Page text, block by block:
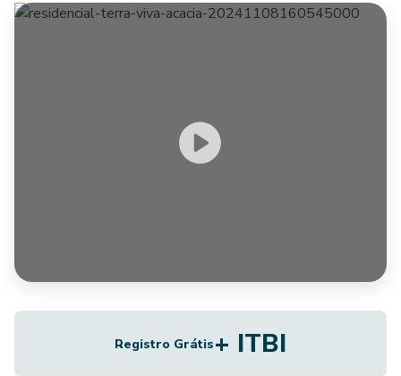
Registro Grátis+ ITBI